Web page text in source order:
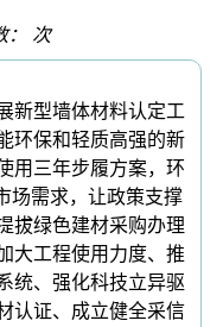
： 次
型墙体材料认定工
环保和轻质高强的新
用三年步履方案，环
场需求，让政策支撑
拔绿色建材采购办理
大工程使用力度、推
统、强化科技立异驱
认证、成立健全采信